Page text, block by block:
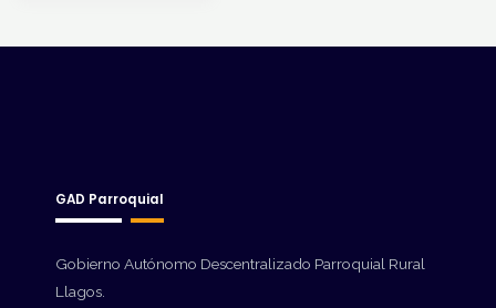
GAD Parroquial
Gobierno Autónomo Descentralizado Parroquial Rural
Llagos.